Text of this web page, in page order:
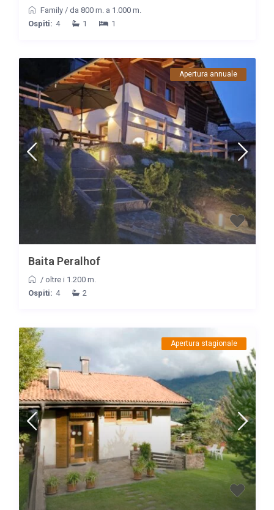
Family/ da 800 m. a 1.000 m.
Ospiti: 4 1 1
Apertura annuale
Baita Peralhof
/ oltre i 1.200 m.
Ospiti: 4 2
Apertura stagionale